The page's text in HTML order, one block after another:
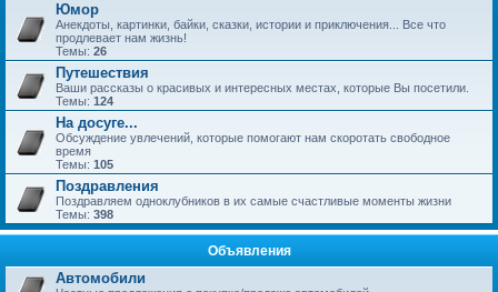
Юмор
Анекдоты, картинки, байки, сказки, истории и приключения... Все что
продлевает нам жизнь!
Темы: 26
Путешествия
Ваши рассказы о красивых и интересных местах, которые Вы посетили.
Темы: 124
На досуге...
Обсуждение увлечений, которые помогают нам скоротать свободное
время
Темы: 105
Поздравления
Поздравляем одноклубников в их самые счастливые моменты жизни
Темы: 398
Объявления
Автомобили